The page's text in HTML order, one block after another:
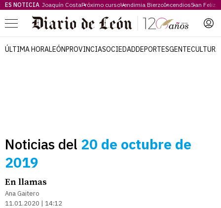
ES NOTICIA Joaquín CostaPróximo cursoVendimia BierzoIncendiosSan Feliz
Menú
ÚLTIMA HORALEÓNPROVINCIASOCIEDADDEPORTESGENTECULTURA
Noticias del 20 de octubre de
2019
En llamas
Ana Gaitero
11.01.2020 | 14:12